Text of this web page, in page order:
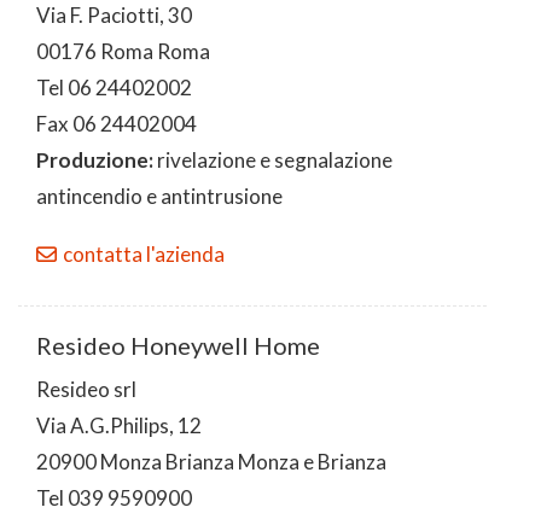
Via F. Paciotti, 30
00176 Roma Roma
Tel 06 24402002
Fax 06 24402004
Produzione:rivelazione e segnalazione
antincendio e antintrusione
contatta l'azienda
Resideo Honeywell Home
Resideo srl
Via A.G.Philips, 12
20900 Monza Brianza Monza e Brianza
Tel 039 9590900